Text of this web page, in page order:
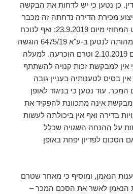
כן נטען כי יש לדחות את הבקשה
מכירת הדירה נדחתה זה מכבר
בהחלטה של בית המשפט המחוזי מיום 23.9.2019; ואף לנוכח
העובדה שבקשה הזהה במהותה לנטען ב-ע"א 6475/19 הוגשה
לבית המשפט המחוזי ביום 2.10.2019 וטרם הוכרעה. למעלה
אין למבקשת זכות קנויה להשתתף
בסיס לטענותיה בעניין גובה
עוד נטען כי בניגוד לאופן
אינה מתכוונת להפקיד את
בדירה ואף אין ביכולתה לעשות
על ההנחה השגויה שכלל
הסכום לפדיון יפחת באופן
הנאמן, ומוסיף כי מאחר שטרם
לאשר את הסכם המכר –